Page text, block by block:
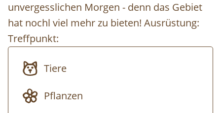
unvergesslichen Morgen - denn das Gebiet
hat nochl viel mehr zu bieten! Ausrüstung:
Treffpunkt:
Tiere
Pflanzen